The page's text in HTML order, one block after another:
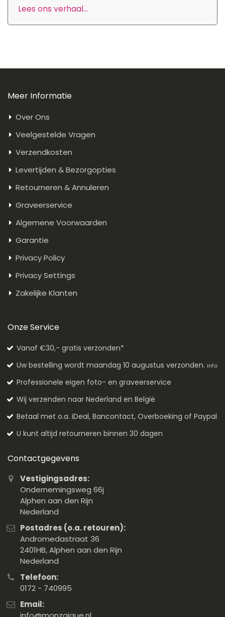
Lees ons verhaal...
Meer Informatie
Over Ons
Veelgestelde Vragen
Verzendkosten
Levertijden & Bezorgopties
Retourneren & Annuleren
Graveerservice
Algemene Voorwaarden
Garantie
Privacy Policy
Privacy Settings
Zakelijke Klanten
Onze Service
Vanaf €30,- gratis verzonden*
Uw bestelling wordt maandag 10 augustus verzonden. info
Professionele eigen foto- en graveerservice
Wij verzenden naar Nederland en België
Betaal met o.a. iDeal, Bancontact, Overboeking of Paypal
U kunt altijd retourneren binnen 30 dagen
Contactgegevens
Vestigingsadres:
Ondernemingsweg 66j
Alphen aan den Rijn
Nederland
Postadres (o.a. retouren):
Andromedastraat 36
2401HB, Alphen aan den Rijn
Nederland
Telefoon:
0172 - 740995
Email: